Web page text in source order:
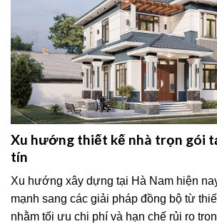
Xu hướng thiết kế nhà trọn gói
tín
Xu hướng xây dựng tại Hà Nam hiện
mạnh sang các giải pháp đồng bộ từ
nhằm tối ưu chi phí và hạn chế rủi ro